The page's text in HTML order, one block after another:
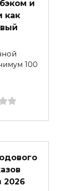
и
как
100
2026